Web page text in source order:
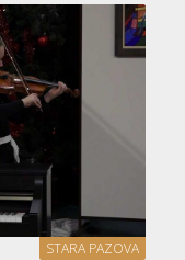
STARA PAZOVA